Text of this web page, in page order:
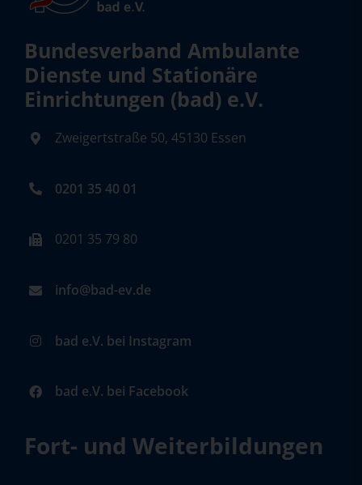
Bundesverband Ambulante
Dienste und Stationäre
Einrichtungen (bad) e.V.
Zweigertstraße 50, 45130 Essen
0201 35 40 01
0201 35 79 80
info@bad-ev.de
bad e.V. bei Instagram
bad e.V. bei Facebook
Fort- und Weiterbildungen